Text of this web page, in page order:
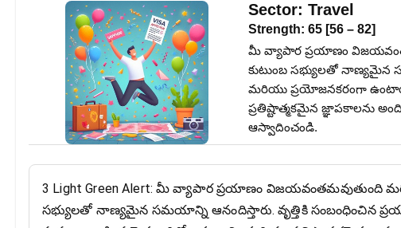
Sector: Travel
Strength: 65 [56 – 82]
మీ వ్యాపార ప్రయాణం
కుటుంబ సభ్యులతో నాణ్యమైన
మరియు ప్రయోజనకరంగా
ప్రతిష్టాత్మకమైన జ్ఞాపకాలను
ఆస్వాదించండి.
3 Light Green Alert: మీ వ్యాపార ప్రయాణం విజయవంతమవుతుంది
సభ్యులతో నాణ్యమైన సమయాన్ని ఆనందిస్తారు. వృత్తికి సంబంధించిన